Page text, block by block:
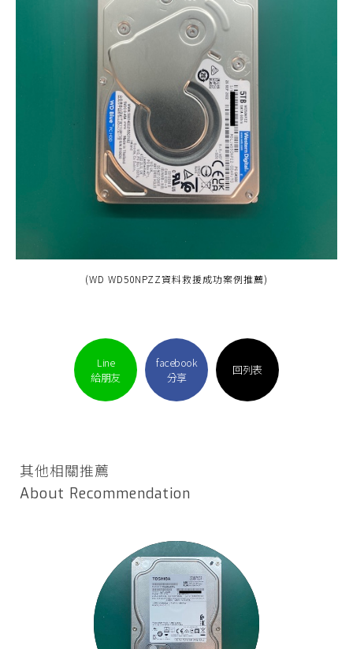
(WD WD50NPZZ資料救援成功案例推薦)
Line
給朋友
facebook
分享
回列表
其他相關推薦
About Recommendation